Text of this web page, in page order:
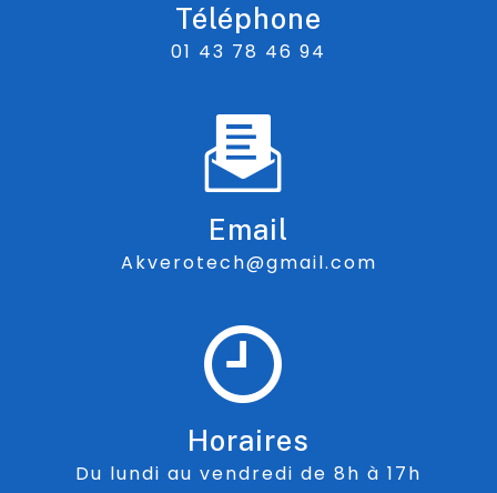
Téléphone
01 43 78 46 94
Email
akverotech@gmail.com
Horaires
Du lundi au vendredi de 8h à 17h